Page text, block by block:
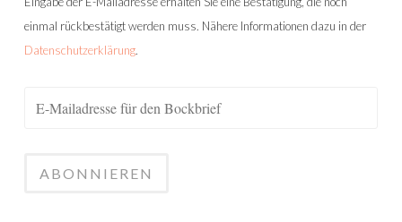
einmal rückbestätigt werden muss. Nähere Informationen dazu in der
Datenschutzerklärung.